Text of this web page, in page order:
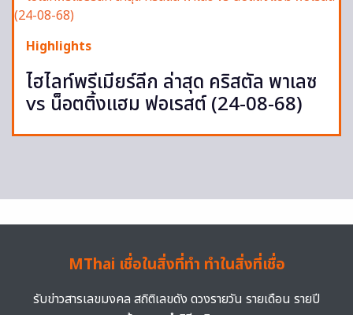
Highlights
ไฮไลท์พรีเมียร์ลีก ล่าสุด คริสตัล พาเลซ
vs น็อตติ้งแฮม ฟอเรสต์ (24-08-68)
MThai เชื่อในสิ่งที่ทำ ทำในสิ่งที่เชื่อ
รับข่าวสารเลขมงคล สถิติเลขดัง ดวงรายวัน รายเดือน รายปี